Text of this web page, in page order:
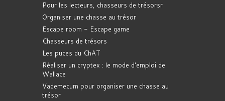
Pour les lecteurs, chasseurs de trésorsr
Organiser une chasse au trésor
Escape room - Escape game
Chasseurs de trésors
Les puces du ChAT
Réaliser un cryptex : le mode d'emploi de
Wallace
Vademecum pour organiser une chasse au
trésor